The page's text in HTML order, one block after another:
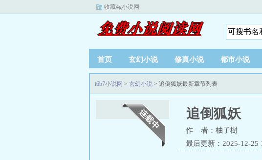
收藏4g小说网
首页 玄幻小说 修真小说 都市小说
t6b7小说网 > 玄幻小说 > 追倒狐妖最新章节列表
追倒狐妖
作 者：柚子樹
最后更新：2025-12-25